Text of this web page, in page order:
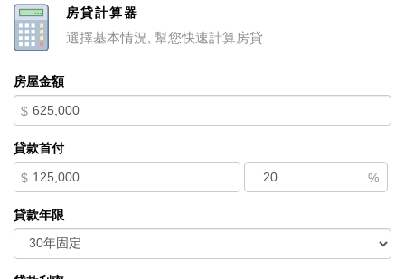
the San Francisco ferry, I-80, Highways 780 and 37, and local
shopping centers. Active HOA (verify dues and regulations).
access to transportation and amenities. Showings by
appointment only. Information deemed reliable but not
taxes, HOA, and property features.
中文描述
房貸計算器
選擇基本情況, 幫您快速計算房貸
房屋金額
$
貸款首付
$ %
貸款年限